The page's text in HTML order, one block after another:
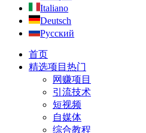
Italiano
Deutsch
Русский
首页
精选项目 热门
网赚项目
引流技术
短视频
自媒体
综合教程